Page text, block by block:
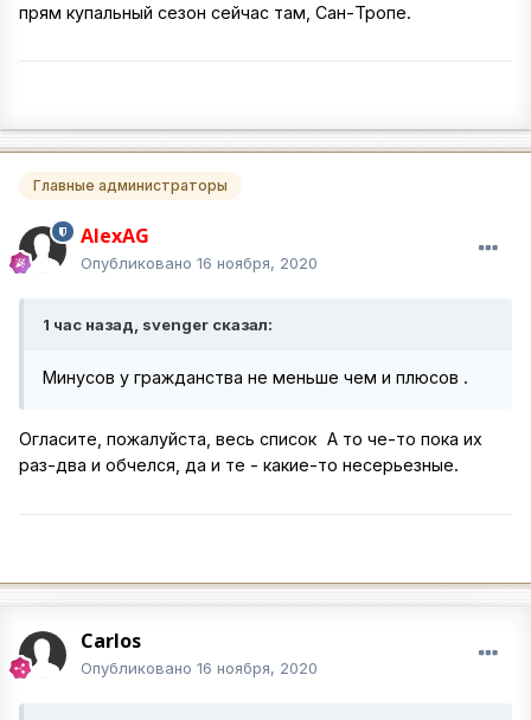
прям купальный сезон сейчас там, Сан-Тропе.
Главные администраторы
AlexAG
Опубликовано 16 ноября, 2020
1 час назад, svenger сказал:
Минусов у гражданства не меньше чем и плюсов .
Огласите, пожалуйста, весь список А то че-то пока их
раз-два и обчелся, да и те - какие-то несерьезные.
Carlos
Опубликовано 16 ноября, 2020